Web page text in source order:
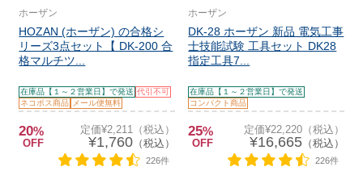
ホーザン
HOZAN (ホーザン) の合格シ
リーズ3点セット【 DK-200 合
格マルチツ...
在庫品【１～２営業日】で発送 代引不可
ネコポス商品
メール便無料
20%
OFF
定価¥2,211（税込）
¥1,760（税込）
226件
ホーザン
DK-28 ホーザン 新品 電気工事
士技能試験 工具セット DK28
指定工具7...
在庫品【１～２営業日】で発送
コンパクト商品
25%
OFF
定価¥22,220（税込）
¥16,665（税込）
226件